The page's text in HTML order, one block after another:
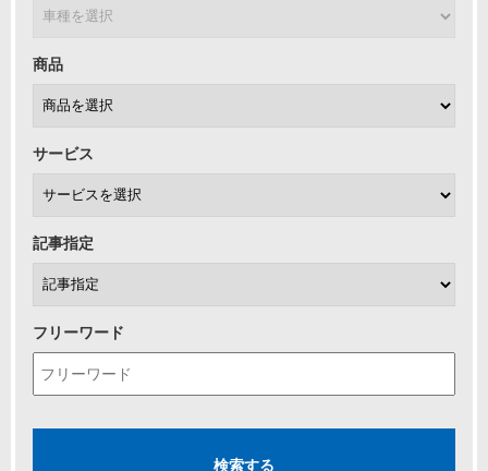
商品
サービス
記事指定
フリーワード